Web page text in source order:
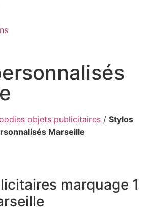
objets publicitaires / Stylos
Marseille
marquage 1